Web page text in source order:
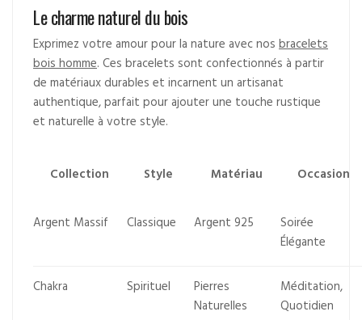
Le charme naturel du bois
Exprimez votre amour pour la nature avec nosbracelets
bois homme. Ces bracelets sont confectionnés à partir
de matériaux durables et incarnent un artisanat
authentique, parfait pour ajouter une touche rustique
et naturelle à votre style.
Collection Style Matériau Occasion
Argent Massif Classique Argent 925
Soirée
Élégante
Chakra
Spirituel
Pierres
Naturelles
Méditation,
Quotidien